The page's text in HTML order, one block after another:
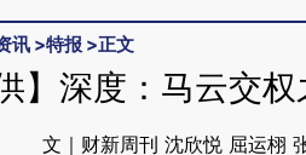
讯 >特报 >正文
】深度：马云交
文｜财新周刊 沈欣悦 屈运栩